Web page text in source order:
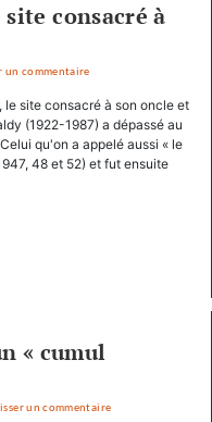
consacré à
un commentaire
Hollande
se
ressource
site consacré à son oncle et
(1922-1987) a dépassé au
qu'on a appelé aussi « le
48 et 52) et fut ensuite
« cumul
un commentaire